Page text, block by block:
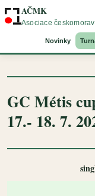
AČMK
Asociace
Novinky
GC Métis
17.- 18. 7.